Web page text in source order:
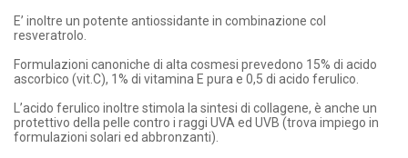
E’ inoltre un potente antiossidante in combinazione col
resveratrolo.
Formulazioni canoniche di alta cosmesi prevedono 15% di acido
ascorbico (vit.C), 1% di vitamina E pura e 0,5 di acido ferulico.
L’acido ferulico inoltre stimola la sintesi di collagene, è anche un
protettivo della pelle contro i raggi UVA ed UVB (trova impiego in
formulazioni solari ed abbronzanti).